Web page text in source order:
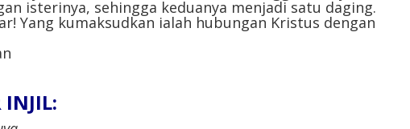
isterinya, sehingga keduanya menjadi satu daging.
Yang kumaksudkan ialah hubungan Kristus dengan
INJIL: